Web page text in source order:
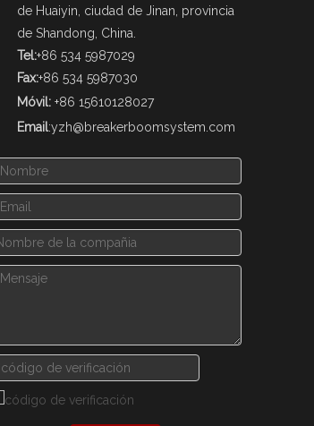
de Huaiyin, ciudad de Jinan, provincia
de Shandong, China.
Tel:+86 534 5987029
Fax:+86 534 5987030
Móvil: +86 15610128027
Email:yzh@breakerboomsystem.com